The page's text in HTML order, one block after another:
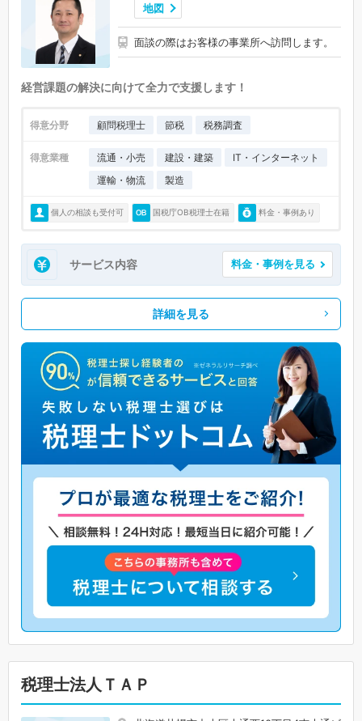
地図
面談の際はお客様の事業所へ訪問します。
経営課題の解決に向けて全力で支援します！
得意分野 顧問税理士 節税 税務調査
得意業種 流通・小売 建設・建築
IT・インターネット
運輸・物流
製造
個人の相談も受付可 国税庁OB税理士在籍 料金・事例あり
サービス内容 料金・事例を見る
詳細を見る
税理士法人ＴＡＰ